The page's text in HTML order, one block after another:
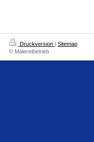
Druckversion | Sitemap
© Malereibetrieb